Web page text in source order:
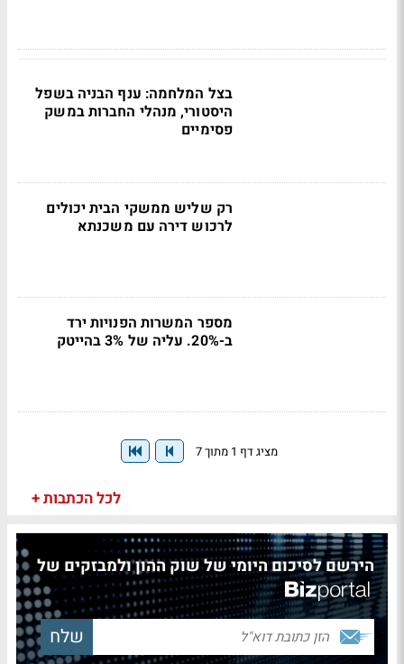
בצל המלחמה: ענף הבניה בשפל
היסטורי, מנהלי החברות במשק
פסימיים
רק שליש ממשקי הבית יכולים
לרכוש דירה עם משכנתא
מספר המשרות הפנויות ירד
ב-20%. עליה של 3% בהייטק
מציג דף 1 מתוך 7
לכל הכתבות +
הירשם לסיכום היומי של שוק ההון ולמבזקים של